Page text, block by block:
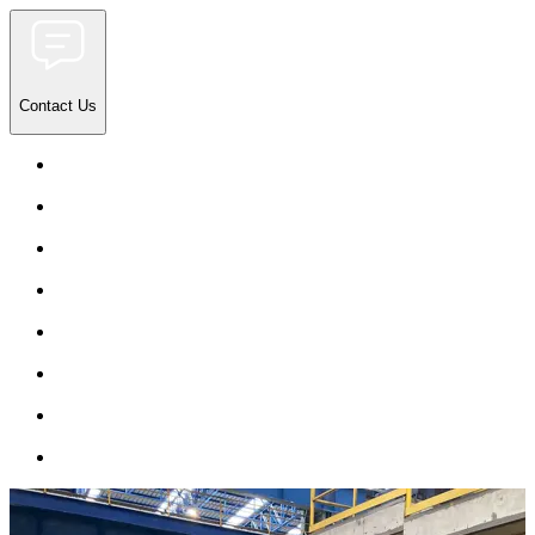
Contact Us